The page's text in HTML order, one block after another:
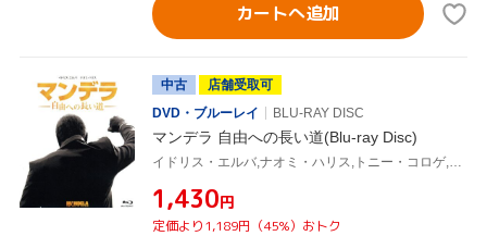
カートへ追加
中古
店舗受取可
DVD・ブルーレイ
BLU-RAY DISC
マンデラ 自由への長い道(Blu-ray Disc)
イドリス・エルバ,ナオミ・ハリス,トニー・コロゲ,ジャスティン・チャドウィック(監督),ネルソン・マンデラ(原作)
¥1,430円
定価より1,189円（45%）おトク